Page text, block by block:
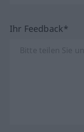
Ihr Feedback*